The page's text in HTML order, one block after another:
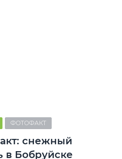
ФОТОФАКТ
снежный
в Бобруйске